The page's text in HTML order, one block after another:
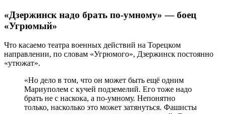
«Дзержинск надо брать по-умному» — боец
«Угрюмый»
Что касаемо театра военных действий на Торецком
направлении, по словам «Угрюмого», Дзержинск постоянно
«утюжат».
«Но дело в том, что он может быть ещё одним
Мариуполем с кучей подземелий. Его тоже надо
брать не с наскока, а по-умному. Непонятно
только, насколько это может затянуться. Фашисты